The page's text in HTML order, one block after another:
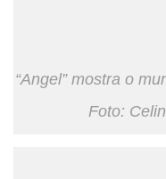
“Angel” mostra o
Foto: